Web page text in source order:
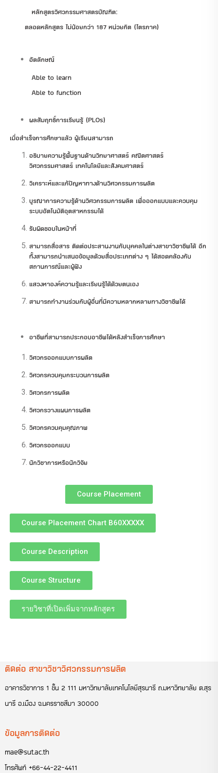
หลักสูตรวิศวกรรมศาสตรบัณฑิต:
ตลอดหลักสูตร ไม่น้อยกว่า 187 หน่วยกิต (ไตรภาค)
อัตลักษณ์
Able to learn
Able to function
ผลสัมฤทธิ์การเรียนรู้ (PLOs)
เมื่อสำเร็จการศึกษาแล้ว ผู้เรียนสามารถ
อธิบายความรู้พื้นฐานด้านวิทยาศาสตร์ คณิตศาสตร์
วิศวกรรมศาสตร์ เทคโนโลยีและสังคมศาสตร์
วิเคราะห์และแก้ปัญหาทางด้านวิศวกรรมการผลิต
บูรณาการความรู้ด้านวิศวกรรมการผลิต เพื่อออกแบบและควบคุม
ระบบอัตโนมัติอุตสาหกรรมได้
รับผิดชอบในหน้าที่
สามารถสื่อสาร ติดต่อประสานงานกับบุคคลในต่างสาขาวิชาชีพได้ อีก
ทั้งสามารถนำเสนอข้อมูลด้วยสื่อประเภทต่าง ๆ ได้สอดคล้องกับ
สถานการณ์และผู้ฟัง
แสวงหาองค์ความรู้และเรียนรู้ได้ด้วยตนเอง
สามารถทำงานร่วมกับผู้อื่นที่มีความหลากหลายทางวิชาชีพได้
อาชีพที่สามารถประกอบอาชีพได้หลังสำเร็จการศึกษา
วิศวกรออกแบบการผลิต
วิศวกรควบคุมกระบวนการผลิต
วิศวกรการผลิต
วิศวกรวางแผนการผลิต
วิศวกรควบคุมคุณภาพ
วิศวกรออกแบบ
นักวิชาการหรือนักวิจัย
Course Placement
Course Placement Chart B60XXXXX
Course Description
Course Structure
รายวิชาที่เปิดเพิ่มจากหลักสูตร
ติดต่อ สาขาวิชาวิศวกรรมการผลิต
อาคารวิชาการ 1 ชั้น 2 111 มหาวิทยาลัยเทคโนโลยีสุรนารี ถ.มหาวิทยาลัย ต.สุร
นารี อ.เมือง จ.นครราชสีมา 30000
ข้อมูลการติดต่อ
mae@sut.ac.th
โทรศัพท์ +66-44-22-4411